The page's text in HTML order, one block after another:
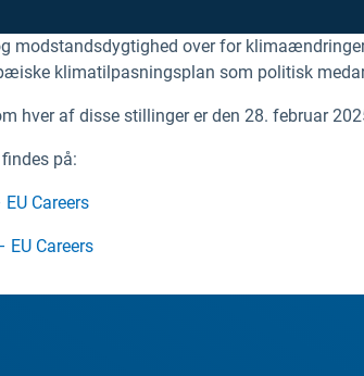
modstandsdygtighed over for
klimatilpasningsplan som politisk
hver af disse stillinger er den 28. februar
på:
Careers
Careers